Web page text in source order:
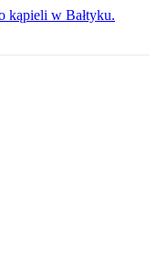
kąpieli w Bałtyku.